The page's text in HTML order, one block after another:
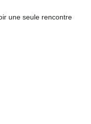
une seule rencontre